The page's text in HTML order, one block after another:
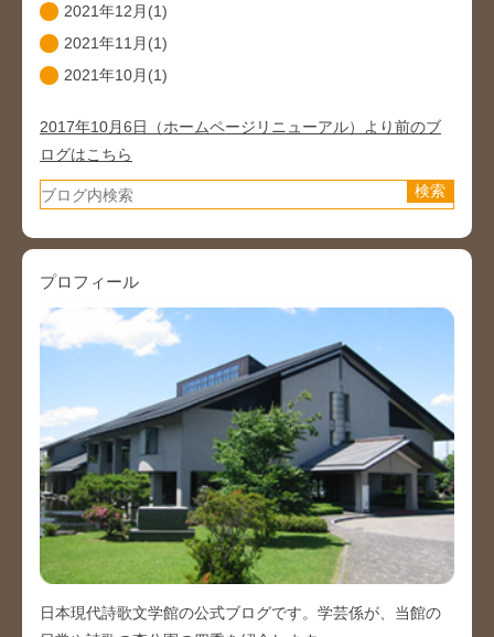
2021年12月(1)
2021年11月(1)
2021年10月(1)
2017年10月6日（ホームページリニューアル）より前のブ
ログはこちら
プロフィール
日本現代詩歌文学館の公式ブログです。学芸係が、当館の